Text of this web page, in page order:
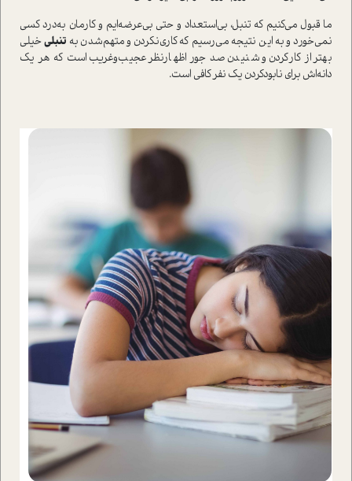
ما قبول می‌کنیم که تنبل، بی‌استعداد و حتی بی‌عرضه‌ایم و کارمان به‌درد کسی
نمی‌خورد و به این نتیجه می‌رسیم که کاری‌نکردن و متهم‌شدن به تنبلیخیلی
بهتر از کارکردن و شنیدن صد جور اظهارنظر عجیب‌وغریب است که هر یک
دانه‌اش برای نابودکردن یک نفر کافی است.